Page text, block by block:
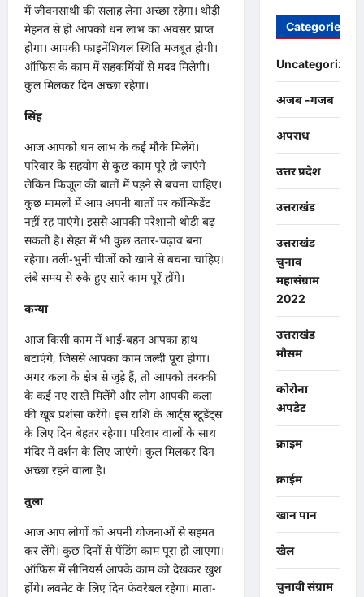
में जीवनसाथी की सलाह लेना अच्छा रहेगा। थोड़ी
मेहनत से ही आपको धन लाभ का अवसर प्राप्त
होगा। आपकी फाइनेंशियल स्थिति मजबूत होगी।
ऑफिस के काम में सहकर्मियों से मदद मिलेगी।
कुल मिलकर दिन अच्छा रहेगा।
सिंह
आज आपको धन लाभ के कई मौके मिलेंगे।
परिवार के सहयोग से कुछ काम पूरे हो जाएंगे
लेकिन फिजूल की बातों में पड़ने से बचना चाहिए।
कुछ मामलों में आप अपनी बातों पर कॉन्फिडेंट
नहीं रह पाएंगे। इससे आपकी परेशानी थोड़ी बढ़
सकती है। सेहत में भी कुछ उतार-चढ़ाव बना
रहेगा। तली-भुनी चीजों को खाने से बचना चाहिए।
लंबे समय से रुके हुए सारे काम पूरें होंगे।
कन्या
आज किसी काम में भाई-बहन आपका हाथ
बटाएंगे, जिससे आपका काम जल्दी पूरा होगा।
अगर कला के क्षेत्र से जुड़े हैं, तो आपको तरक्की
के कई नए रास्ते मिलेंगे और लोग आपकी कला
की खूब प्रशंसा करेंगे। इस राशि के आर्ट्स स्टूडेंट्स
के लिए दिन बेहतर रहेगा। परिवार वालों के साथ
मंदिर में दर्शन के लिए जाएंगे। कुल मिलकर दिन
अच्छा रहने वाला है।
तुला
आज आप लोगों को अपनी योजनाओं से सहमत
कर लेंगे। कुछ दिनों से पेंडिंग काम पूरा हो जाएगा।
ऑफिस में सीनियर्स आपके काम को देखकर खुश
होंगे। लवमेट के लिए दिन फेवरेबल रहेगा। माता-
Categories
Uncategorized
अजब -गजब
अपराध
उत्तर प्रदेश
उत्तराखंड
उत्तराखंड
चुनाव
महासंग्राम
2022
उत्तराखंड
मौसम
कोरोना
अपडेट
क्राइम
क्राईम
खान पान
खेल
चुनावी संग्राम